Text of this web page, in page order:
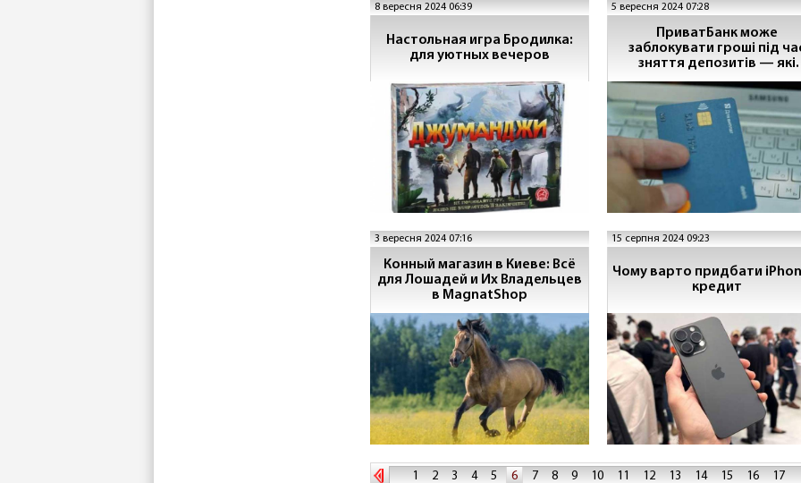
8 вересня 2024 06:39
Настольная игра Бродилка:
для уютных вечеров
5 вересня 2024 07:28
ПриватБанк може
заблокувати гроші під
зняття депозитів — які
причини
3 вересня 2024 07:16
Конный магазин в Киеве: Всё
для Лошадей и Их Владельцев
в MagnatShop
15 серпня 2024 09:23
Чому варто придбати
кредит
1 2 3 4 5 6 7 8 9 10 11 12 13 14 15 16 17